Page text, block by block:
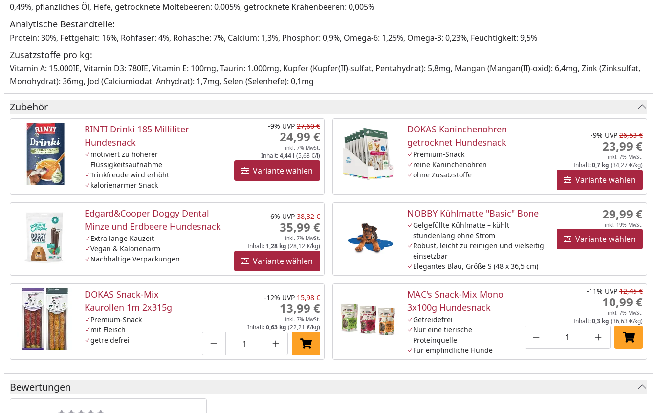
0,49%, pflanzliches Öl, Hefe, getrocknete Moltebeeren: 0,005%, getrocknete Krähenbeeren: 0,005%
Analytische Bestandteile:
Protein: 30%, Fettgehalt: 16%, Rohfaser: 4%, Rohasche: 7%, Calcium: 1,3%, Phosphor: 0,9%, Omega-6: 1,25%, Omega-3: 0,23%, Feuchtigkeit: 9,5%
Zusatzstoffe pro kg:
Vitamin A: 15.000IE, Vitamin D3: 780IE, Vitamin E: 100mg, Taurin: 1.000mg, Kupfer (Kupfer(II)-sulfat, Pentahydrat): 5,8mg, Mangan (Mangan(II)-oxid): 6,4mg, Zink (Zinksulfat,
Monohydrat): 36mg, Jod (Calciumiodat, Anhydrat): 1,7mg, Selen (Selenhefe): 0,1mg
Zubehör
RINTI Drinki 185 Milliliter
Hundesnack
motiviert zu höherer
Flüssigkeitsaufnahme
Trinkfreude wird erhöht
kalorienarmer Snack
Variante wählen
-9% UVP 27,60 €
24,99 €
inkl. 7% MwSt.
Inhalt:4,44 l (5,63 €/l)
DOKAS Kaninchenohren
getrocknet Hundesnack
Premium-Snack
reine Kaninchenohren
ohne Zusatzstoffe
Variante wählen
-9% UVP 26,53 €
23,99 €
inkl. 7% MwSt.
Inhalt:0,7 kg (34,27 €/kg)
Edgard&Cooper Doggy Dental
Minze und Erdbeere Hundesnack
Extra lange Kauzeit
Vegan & Kalorienarm
Nachhaltige Verpackungen
Variante wählen
-6% UVP 38,32 €
35,99 €
inkl. 7% MwSt.
Inhalt: 1,28 kg (28,12 €/kg)
NOBBY Kühlmatte "Basic" Bone
Gelgefüllte Kühlmatte – kühlt
stundenlang ohne Strom
Robust, leicht zu reinigen und vielseitig
einsetzbar
Elegantes Blau, Größe S (48 x 36,5 cm)
Variante wählen
29,99 €
inkl. 19% MwSt.
DOKAS Snack-Mix
Kaurollen 1m 2x315g
Premium-Snack
mit Fleisch
getreidefrei
Produktmenge um eins verringern
Produktmenge manuell eingeben
Produktmenge um eins erhöhen
In den Einkaufswagen legen
-12% UVP 15,98 €
13,99 €
inkl. 7% MwSt.
Inhalt:0,63 kg (22,21 €/kg)
MAC's Snack-Mix Mono
3x100g Hundesnack
Getreidefrei
Nur eine tierische
Proteinquelle
Für empfindliche Hunde
Produktmenge um eins
Produktmenge manuell
Produktmenge
In den
-11% UVP 12,45 €
10,99 €
inkl. 7% MwSt.
Inhalt:0,3 kg (36,63 €/kg)
Bewertungen